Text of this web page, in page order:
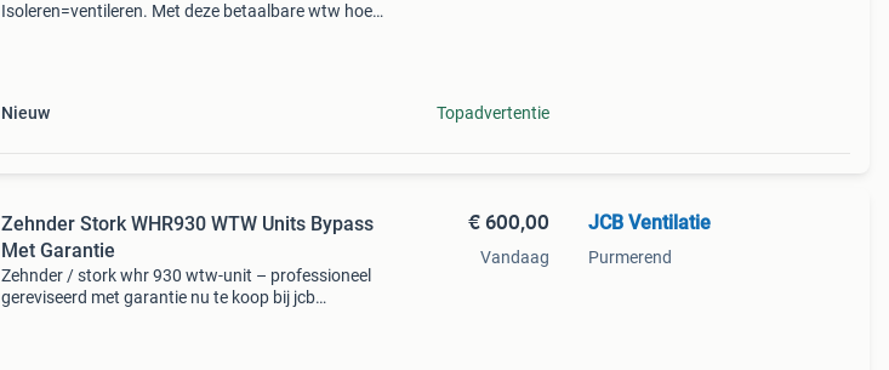
Isoleren=ventileren. Met deze betaalbare wtw hoef
Nieuw Topadvertentie
Zehnder Stork WHR930 WTW Units Bypass
Met Garantie
Zehnder / stork whr 930 wtw-unit – professioneel
gereviseerd met garantie nu te koop bij jcb
€ 600,00
Vandaag
JCB Ventilatie
Purmerend